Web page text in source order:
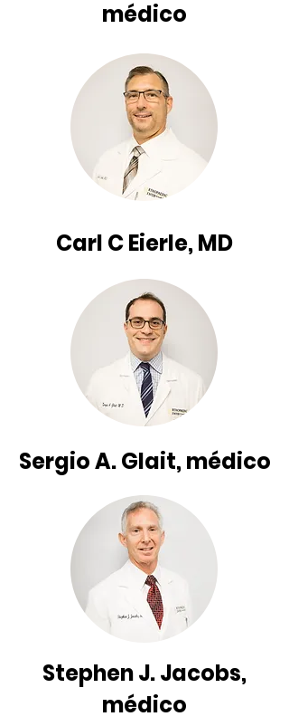
médico
Carl C Eierle, MD
Sergio A. Glait, médico
Stephen J. Jacobs,
médico